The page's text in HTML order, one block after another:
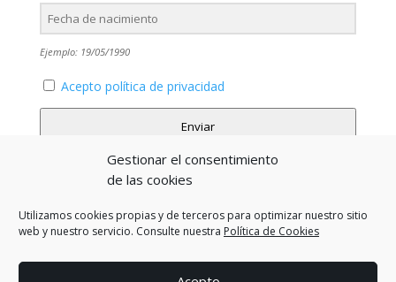
Gestionar el consentimiento
de las cookies
Utilizamos cookies propias y de terceros para optimizar nuestro sitio
web y nuestro servicio. Consulte nuestra Política de Cookies
Ejemplo: 19/05/1990
Acepto política de privacidad
Enviar
Entradas recientes
Hello world!